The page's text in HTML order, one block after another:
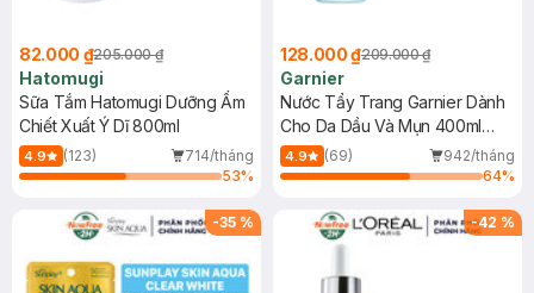
82.000 ₫205.000 ₫
Hatomugi
Sữa Tắm Hatomugi Dưỡng Ẩm
Chiết Xuất Ý Dĩ 800ml
4.9 (123)
714/tháng
53%
128.000 ₫209.000 ₫
Garnier
Nước Tẩy Trang Garnier Dành
Cho Da Dầu Và Mụn 400ml
(Mới)
4.9 (69)
942/tháng
64%
-35 % -42 %